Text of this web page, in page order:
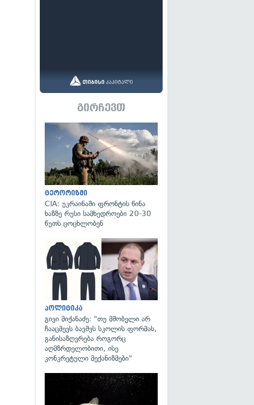
გირჩევთ
ტერორიზმი
CIA: უკრაინაში ფრონტის წინა
ხაზზე რუსი სამხედროები 20-30
წუთს ცოცხლობენ
პოლიტიკა
გივი მიქანაძე: "თუ მშობელი არ
ჩააცმევს ბავშვს სკოლის ფორმას,
განისაზღვრება როგორც
აღმზრდელობითი, ისე
კონკრეტული მექანიზმები"